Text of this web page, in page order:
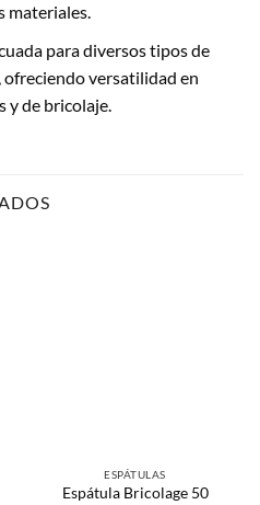
materiales.
para diversos tipos de
versatilidad en
y de bricolaje.
ESPÁTULAS
Espátula Bricolage 50